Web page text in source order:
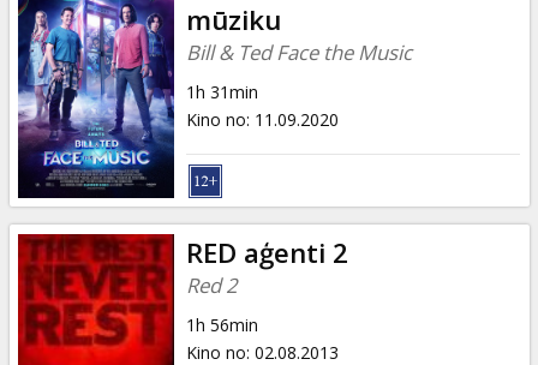
Dāvanu
kartes
Uzkodas
B2B
Kino
Klubs
mūziku
Bill & Ted Face the Music
1h 31min
Kino no: 11.09.2020
RED aģenti 2
Red 2
1h 56min
Kino no: 02.08.2013